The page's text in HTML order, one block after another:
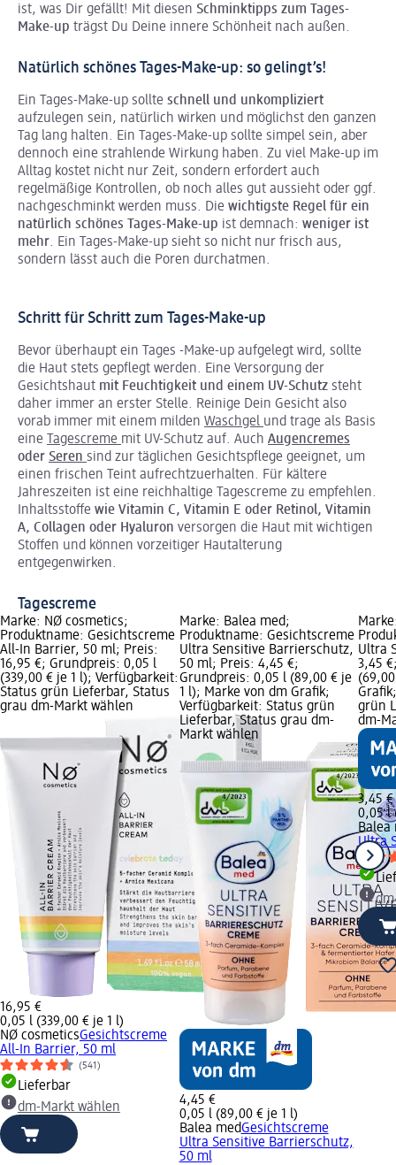
ist, was Dir gefällt! Mit diesen Schminktipps zum Tages-
Make-up trägst Du Deine innere Schönheit nach außen.
Natürlich schönes Tages-Make-up: so gelingt’s!
Ein Tages-Make-up sollte schnell und unkompliziert
aufzulegen sein, natürlich wirken und möglichst den ganzen
Tag lang halten. Ein Tages-Make-up sollte simpel sein, aber
dennoch eine strahlende Wirkung haben. Zu viel Make-up im
Alltag kostet nicht nur Zeit, sondern erfordert auch
regelmäßige Kontrollen, ob noch alles gut aussieht oder ggf.
nachgeschminkt werden muss. Die wichtigste Regel für ein
natürlich schönes Tages-Make-up ist demnach: weniger ist
mehr. Ein Tages-Make-up sieht so nicht nur frisch aus,
sondern lässt auch die Poren durchatmen.
Schritt für Schritt zum Tages-Make-up
Bevor überhaupt ein Tages -Make-up aufgelegt wird, sollte
die Haut stets gepflegt werden. Eine Versorgung der
Gesichtshaut mit Feuchtigkeit und einem UV-Schutz steht
daher immer an erster Stelle. Reinige Dein Gesicht also
vorab immer mit einem milden Waschgel und trage als Basis
eine
Tagescreme mit UV-Schutz auf. Auch Augencremes
oder Seren sind zur täglichen Gesichtspflege geeignet, um
einen frischen Teint aufrechtzuerhalten. Für kältere
Jahreszeiten ist eine reichhaltige Tagescreme zu empfehlen.
Inhaltsstoffe wie Vitamin C, Vitamin E oder Retinol, Vitamin
A, Collagen oder Hyaluron versorgen die Haut mit wichtigen
Stoffen und können vorzeitiger Hautalterung
entgegenwirken.
Tagescreme
Marke: NØ cosmetics;
Produktname: Gesichtscreme
All-In Barrier, 50 ml; Preis:
16,95 €; Grundpreis: 0,05 l
(339,00 € je 1 l); Verfügbarkeit:
Status grün Lieferbar, Status
grau dm-Markt wählen
16,95 €
0,05 l (339,00 € je 1 l)
NØ cosmeticsGesichtscreme
All-In Barrier, 50 ml
(541)
Lieferbar
dm-Markt wählen
Marke: Balea med;
Produktname: Gesichtscreme
Ultra Sensitive Barrierschutz,
50 ml; Preis: 4,45 €;
Grundpreis: 0,05 l (89,00 € je
1 l); Marke von dm Grafik;
Verfügbarkeit: Status grün
Lieferbar, Status grau dm-
Markt wählen
4,45 €
0,05 l (89,00 € je 1 l)
Balea medGesichtscreme
Ultra Sensitive Barrierschutz,
50 ml
Ultra
3,45
grün
dm-
3,45 €
0,05 l
Balea
Ultra